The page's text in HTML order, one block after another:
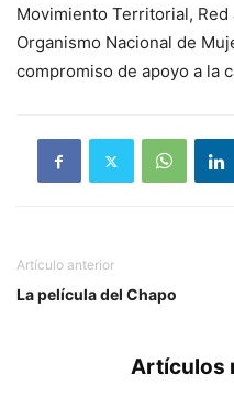
Movimiento Territorial,
Organismo Nacional de
compromiso de apoyo a la
Artículo anterior
La película del Chapo
Artículos